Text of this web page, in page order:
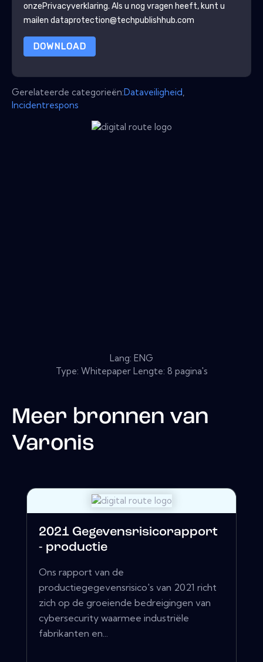
onzePrivacyverklaring. Als u nog vragen heeft, kunt u
mailen dataprotection@techpublishhub.com
DOWNLOAD
Gerelateerde categorieën:Dataveiligheid
Incidentrespons
Lang: ENG
Type: Whitepaper Lengte: 8 pagina's
Meer bronnen van
Varonis
2021 Gegevensrisicorapport
- productie
Ons rapport van de
productiegegevensrisico's van 2021 richt
zich op de groeiende bedreigingen van
cybersecurity waarmee industriële
fabrikanten en...